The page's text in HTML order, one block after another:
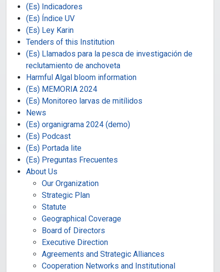
(Es) Indicadores
(Es) Índice UV
(Es) Ley Karin
Tenders of this Institution
(Es) Llamados para la pesca de investigación de
reclutamiento de anchoveta
Harmful Algal bloom information
(Es) MEMORIA 2024
(Es) Monitoreo larvas de mitílidos
News
(Es) organigrama 2024 (demo)
(Es) Podcast
(Es) Portada lite
(Es) Preguntas Frecuentes
About Us
Our Organization
Strategic Plan
Statute
Geographical Coverage
Board of Directors
Executive Direction
Agreements and Strategic Alliances
Cooperation Networks and Institutional